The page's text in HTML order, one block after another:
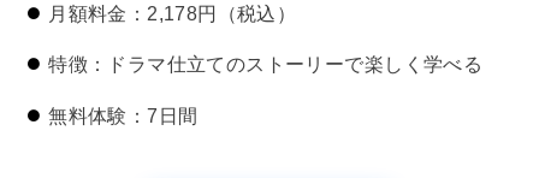
月額料金：2,178円（税込）
特徴：ドラマ仕立てのストーリーで楽しく学べる
無料体験：7日間